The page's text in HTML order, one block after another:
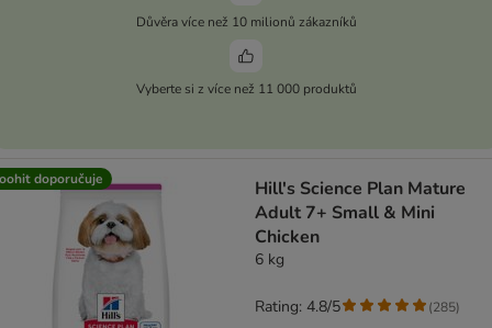
Důvěra více než 10 milionů zákazníků
Vyberte si z více než 11 000 produktů
doporučuje
Hill's Science Plan Mature
Adult 7+ Small & Mini
Chicken
6 kg
Rating: 4.8/5 (285)